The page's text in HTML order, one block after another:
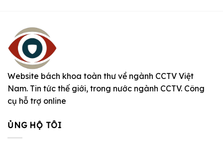
Website bách khoa toàn thư về ngành CCTV Việt
Nam. Tin tức thế giới, trong nước ngành CCTV. Công
cụ hỗ trợ online
ỦNG HỘ TÔI